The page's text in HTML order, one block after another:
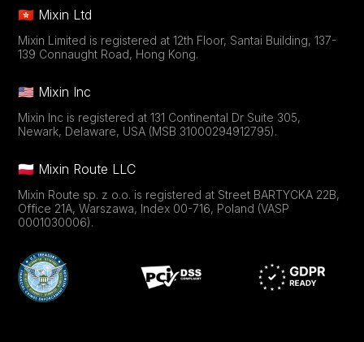
🇭🇰 Mixin Ltd
Mixin Limited is registered at 12th Floor, Santai Building, 137-
139 Connaught Road, Hong Kong.
🇺🇸 Mixin Inc
Mixin Inc is registered at 131 Continental Dr Suite 305,
Newark, Delaware, USA (MSB 31000294912795).
🇵🇱 Mixin Route LLC
Mixin Route sp. z o.o. is registered at Street BARTYCKA 22B,
Office 21A, Warszawa, Index 00-716, Poland (VASP
0001030006).